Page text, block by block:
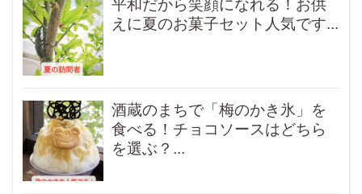
平和だから笑顔になれる！お供
えに夏のお菓子セット人気です...
酒蔵のまちで「梅のかき氷」を
食べる！チョコソースはどちら
を選ぶ？...